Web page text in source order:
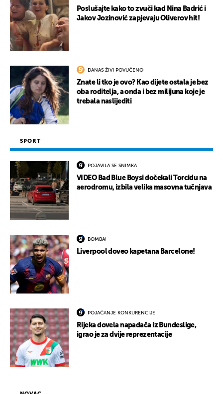
Poslušajte kako to zvuči kad Nina Badrić i
Jakov Jozinović zapjevaju Oliverov hit!
DANAS ŽIVI POVUČENO
Znate li tko je ovo? Kao dijete ostala je bez
oba roditelja, a onda i bez milijuna koje je
trebala naslijediti
SPORT
POJAVILA SE SNIMKA
VIDEO Bad Blue Boysi dočekali Torcidu na
aerodromu, izbila velika masovna tučnjava
BOMBA!
Liverpool doveo kapetana Barcelone!
POJAČANJE KONKURENCIJE
Rijeka dovela napadača iz Bundeslige,
igrao je za dvije reprezentacije